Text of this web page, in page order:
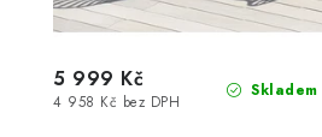
Skladem
4 958 Kč bez DPH
5 999 Kč